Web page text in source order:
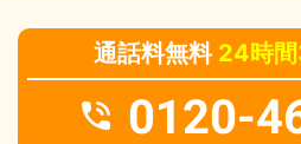
通話料無料 24時間
0120-